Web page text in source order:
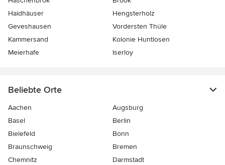
Haidhäuser
Hengsterholz
Geveshausen
Vordersten Thüle
Kammersand
Kolonie Huntlosen
Meierhafe
Iserloy
Beliebte Orte
Aachen
Augsburg
Basel
Berlin
Bielefeld
Bonn
Braunschweig
Bremen
Chemnitz
Darmstadt